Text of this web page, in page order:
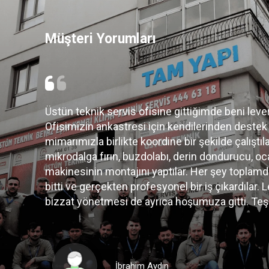
Müşteri Yorumları
ekibi
Levent beyi, bir arkadaşımın tavsiyesiyle
konusunda pek de olumlu deneyimlerim yoktu.
çok iyi bir işletmeci hem de gerçekten işini iyi
istediğimizi enine boyuna sordu ve ekibine
Kombi ve klima işlemlerim hızlıca
Serdar Çağdaş